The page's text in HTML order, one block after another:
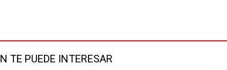
TE PUEDE INTERESAR